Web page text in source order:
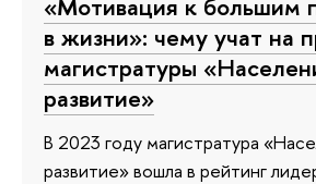
в жизни»: чему учат на
магистратуры
развитие»
В 2023 году магистратура
развитие» вошла в рейтинг